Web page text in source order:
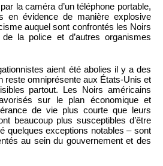
la caméra d’un téléphone portable,
évidence de manière explosive
auquel sont confrontés les Noirs
la police et d’autres organismes
aient été abolies il y a des
reste omniprésente aux États-Unis et
partout. Les Noirs américains
sur le plan économique et
de vie plus courte que leurs
beaucoup plus susceptibles d’être
quelques exceptions notables – sont
au sein du gouvernement et des